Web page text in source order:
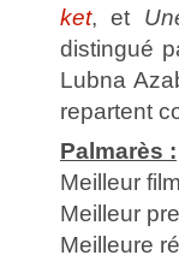
ket, et
distingué
Lubna
repartent
Palmarès :
Meilleur
Meilleur
Meilleure